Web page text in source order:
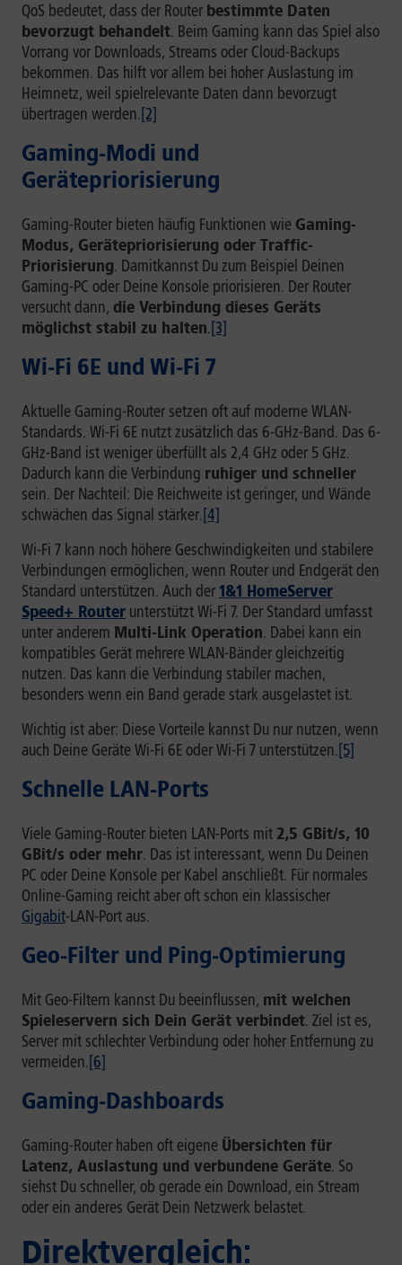
QoS bedeutet, dass der Router bestimmte Daten
bevorzugt behandelt. Beim Gaming kann das Spiel also
Vorrang vor Downloads, Streams oder Cloud-Backups
bekommen. Das hilft vor allem bei hoher Auslastung im
Heimnetz, weil spielrelevante Daten dann bevorzugt
übertragen werden.[2]
Gaming-Modi und
Gerätepriorisierung
Gaming-Router bieten häufig Funktionen wie Gaming-
Modus, Gerätepriorisierung oder Traffic-
Priorisierung. Damitkannst Du zum Beispiel Deinen
Gaming-PC oder Deine Konsole priorisieren. Der Router
versucht dann, die Verbindung dieses Geräts
möglichst stabil zu halten.[3]
Wi-Fi 6E und Wi-Fi 7
Aktuelle Gaming-Router setzen oft auf moderne WLAN-
Standards. Wi-Fi 6E nutzt zusätzlich das 6-GHz-Band. Das 6-
GHz-Band ist weniger überfüllt als 2,4 GHz oder 5 GHz.
Dadurch kann die Verbindung ruhiger und schneller
sein. Der Nachteil: Die Reichweite ist geringer, und Wände
schwächen das Signal stärker.[4]
Wi-Fi 7 kann noch höhere Geschwindigkeiten und stabilere
Verbindungen ermöglichen, wenn Router und Endgerät den
Standard unterstützen. Auch der1&1 HomeServer
Speed+ Router unterstützt Wi-Fi 7. Der Standard umfasst
unter anderem Multi-Link Operation. Dabei kann ein
kompatibles Gerät mehrere WLAN-Bänder gleichzeitig
nutzen. Das kann die Verbindung stabiler machen,
besonders wenn ein Band gerade stark ausgelastet ist.
Wichtig ist aber: Diese Vorteile kannst Du nur nutzen, wenn
auch Deine Geräte Wi-Fi 6E oder Wi-Fi 7 unterstützen.[5]
Schnelle LAN-Ports
Viele Gaming-Router bieten LAN-Ports mit 2,5 GBit/s, 10
GBit/s oder mehr. Das ist interessant, wenn Du Deinen
PC oder Deine Konsole per Kabel anschließt. Für normales
Online-Gaming reicht aber oft schon ein klassischer
Gigabit-LAN-Port aus.
Geo-Filter und Ping-Optimierung
Mit Geo-Filtern kannst Du beeinflussen, mit welchen
Spieleservern sich Dein Gerät verbindet. Ziel ist es,
Server mit schlechter Verbindung oder hoher Entfernung zu
vermeiden.[6]
Gaming-Dashboards
Gaming-Router haben oft eigene Übersichten für
Latenz, Auslastung und verbundene Geräte. So
siehst Du schneller, ob gerade ein Download, ein Stream
oder ein anderes Gerät Dein Netzwerk belastet.
Direktvergleich: